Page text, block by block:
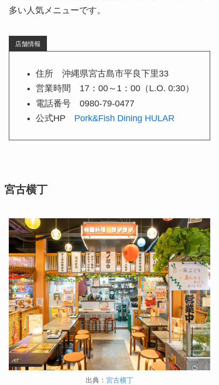
多い人気メニューです。
店舗情報
住所 沖縄県宮古島市平良下里33
営業時間 17：00～1：00（L.O. 0:30）
電話番号 0980-79-0477
公式HP Pork&Fish Dining HULAR
宮古横丁
出典： 宮古横丁